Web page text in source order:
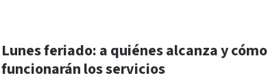
Lunes feriado: a quiénes alcanza y cómo
funcionarán los servicios